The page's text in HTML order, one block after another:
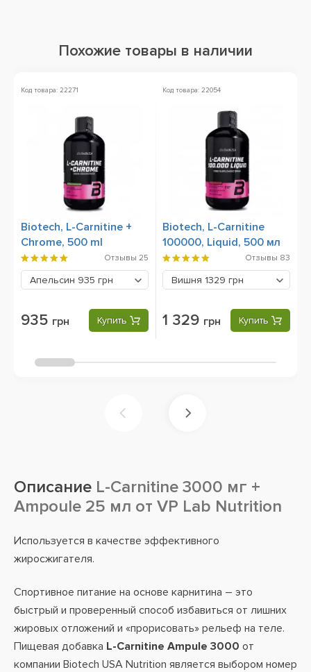
Похожие товары в наличии
Код товара: 22271
Biotech, L-Carnitine +
Chrome, 500 ml
Отзывы 25
Апельсин 935 грн
935 грн Купить
Код товара: 22054
Biotech, L-Carnitine
100000, Liquid, 500 мл
Отзывы 83
Вишня 1329 грн
1 329 грн Купить
Описание L-Carnitine 3000 мг +
Ampoule 25 мл от VP Lab Nutrition
Используется в качестве эффективного
жиросжигателя.
Спортивное питание на основе карнитина – это
быстрый и проверенный способ избавиться от лишних
жировых отложений и «прорисовать» рельеф на теле.
Пищевая добавка L-Carnitine Ampule 3000 от
компании Biotech USA Nutrition является выбором номер